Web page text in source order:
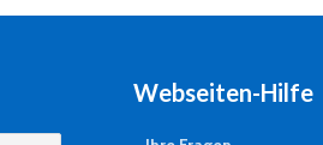
Webseiten-Hilfe